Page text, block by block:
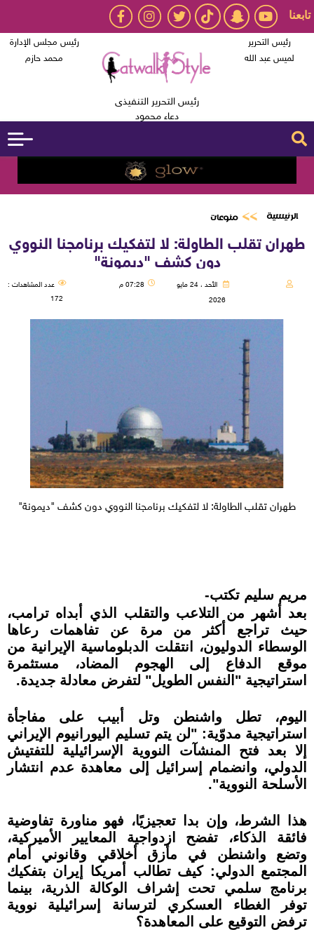
تابعنا
رئيس التحرير
لميس عبد الله
رئيس التحرير التنفيذى
دعاء محمود
رئيس مجلس الإدارة
محمد حازم
الرئيسية منوعات
طهران تقلب الطاولة: لا لتفكيك برنامجنا النووي
دون كشف "ديمونة"
الأحد ، 24 مايو
2026
07:28 م
عدد المشاهدات :
172
طهران تقلب الطاولة: لا لتفكيك برنامجنا النووي دون كشف "ديمونة"
مريم سليم تكتب-
بعد أشهر من التلاعب والتقلب الذي أبداه ترامب،
حيث تراجع أكثر من مرة عن تفاهمات رعاها
الوسطاء الدوليون، انتقلت الدبلوماسية الإيرانية من
موقع الدفاع إلى الهجوم المضاد، مستثمرة
استراتيجية "النفس الطويل" لتفرض معادلة جديدة.
اليوم، تطل واشنطن وتل أبيب على مفاجأة
استراتيجية مدوّية: "لن يتم تسليم اليورانيوم الإيراني
إلا بعد فتح المنشآت النووية الإسرائيلية للتفتيش
الدولي، وانضمام إسرائيل إلى معاهدة عدم انتشار
الأسلحة النووية".
هذا الشرط، وإن بدا تعجيزيًا، فهو مناورة تفاوضية
فائقة الذكاء، تفضح ازدواجية المعايير الأميركية،
وتضع واشنطن في مأزق أخلاقي وقانوني أمام
المجتمع الدولي: كيف تطالب أمريكا إيران بتفكيك
برنامج سلمي تحت إشراف الوكالة الذرية، بينما
توفر الغطاء العسكري لترسانة إسرائيلية نووية
ترفض التوقيع على المعاهدة؟